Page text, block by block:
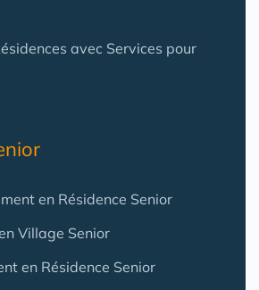
avec Services pour
en Résidence Senior
Village Senior
en Résidence Senior